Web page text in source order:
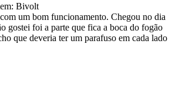
Bivolt
um bom funcionamento. Chegou no dia
gostei foi a parte que fica a boca do fogão
que deveria ter um parafuso em cada lado